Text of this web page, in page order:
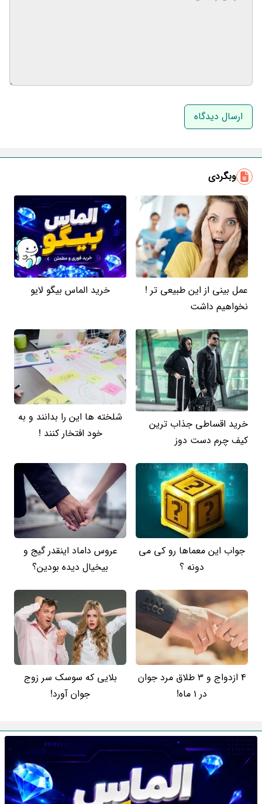
نام و نام خانوادگی
وبگردی
عمل بینی از این طبیعی تر !
نخواهیم داشت
خرید الماس بیگو لایو
خرید اقساطی جذاب ترین
کیف چرم دست دوز
شلخته ها این را بدانند و به
خود افتخار کنند !
جواب این معماها رو کی می
دونه ؟
عروس داماد اینقدر گیج و
بیخیال دیده بودین؟
4 ازدواج و 3 طلاق مرد جوان
در 1 ماه!
بلایی که سوسک سر زوج
جوان آورد!